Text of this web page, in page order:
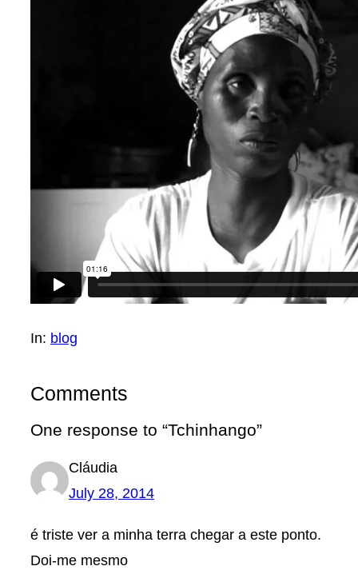
In: blog
Comments
One response to “Tchinhango”
Cláudia
July 28, 2014
é triste ver a minha terra chegar a este ponto.
Doi-me mesmo